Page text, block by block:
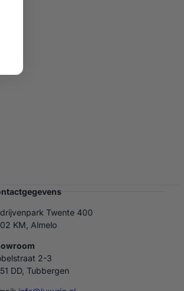
Twente 400
KM, Almelo
2-3
DD, Tubbergen